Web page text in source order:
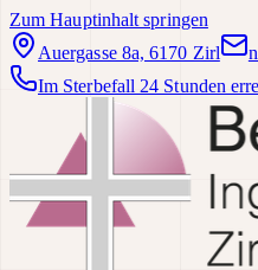
Zum Hauptinhalt springen
Auergasse 8a, 6170 Zirl
Im Sterbefall 24 Stunden